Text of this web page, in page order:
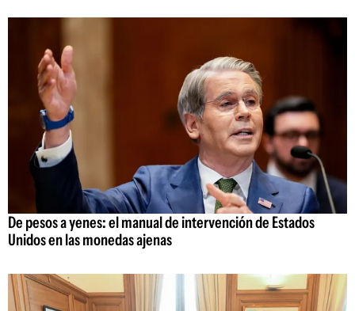
De pesos a yenes: el manual de intervención de Estados
Unidos en las monedas ajenas